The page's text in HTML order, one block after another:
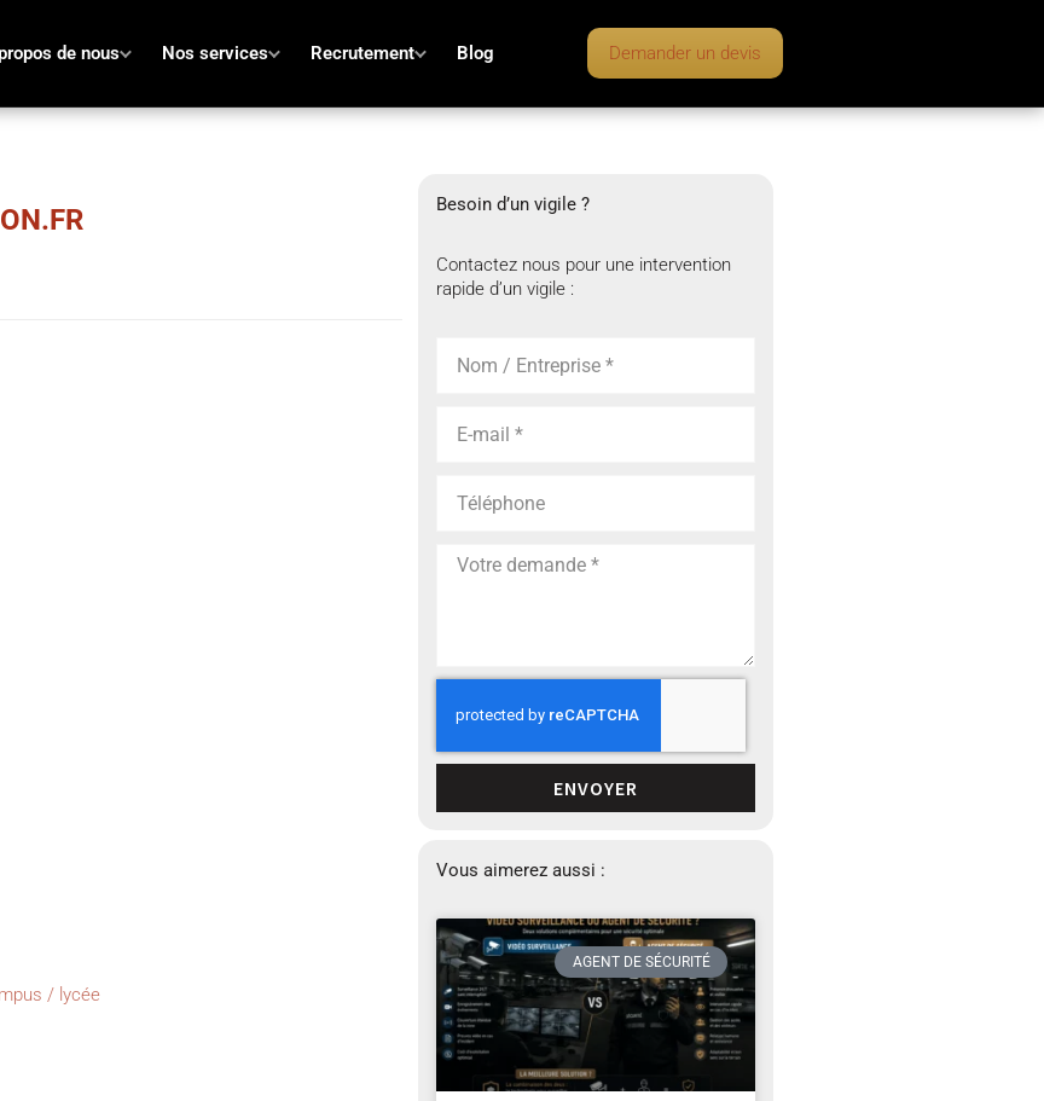
de nous Nos services Recrutement Blog Demander un devis
/ lycée
Besoin d’un vigile ?
Contactez nous pour une intervention
rapide d’un vigile :
ENVOYER
Vous aimerez aussi :
AGENT DE SÉCURITÉ